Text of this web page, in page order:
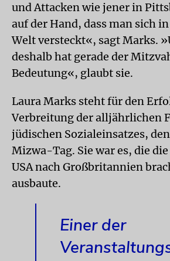
und Attacken wie jener in
auf der Hand, dass man sich
Welt versteckt«, sagt Marks.
deshalb hat gerade der
Bedeutung«, glaubt sie.
Laura Marks steht für den
Verbreitung der alljährlichen
jüdischen Sozialeinsatzes,
Mizwa-Tag. Sie war es, die die
USA nach Großbritannien
ausbaute.
Einer der